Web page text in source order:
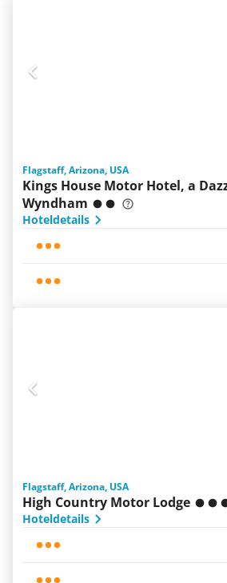
Flagstaff, Arizona, USA
Kings House Motor Hotel, a
Wyndham
Hoteldetails
Flagstaff, Arizona, USA
High Country Motor Lodge
Hoteldetails